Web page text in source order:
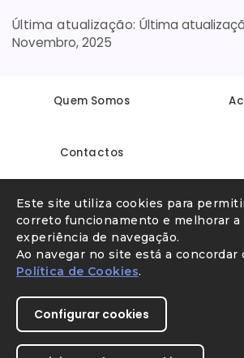
Este site utiliza cookies para
correto funcionamento e melhorar a
experiência de navegação.
Ao navegar no site está a concordar
Política de Cookies.
Configurar cookies
Última atualização:
Novembro, 2025
Quem Somos
Contactos
Linha Internet Segura